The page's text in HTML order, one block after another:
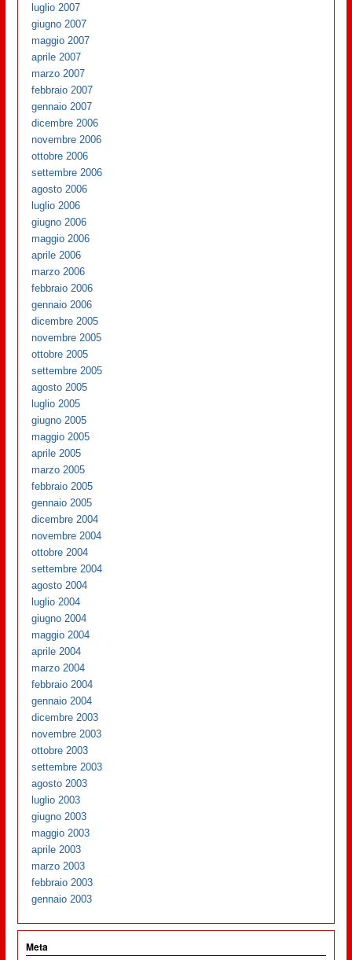
luglio 2007
giugno 2007
maggio 2007
aprile 2007
marzo 2007
febbraio 2007
gennaio 2007
dicembre 2006
novembre 2006
ottobre 2006
settembre 2006
agosto 2006
luglio 2006
giugno 2006
maggio 2006
aprile 2006
marzo 2006
febbraio 2006
gennaio 2006
dicembre 2005
novembre 2005
ottobre 2005
settembre 2005
agosto 2005
luglio 2005
giugno 2005
maggio 2005
aprile 2005
marzo 2005
febbraio 2005
gennaio 2005
dicembre 2004
novembre 2004
ottobre 2004
settembre 2004
agosto 2004
luglio 2004
giugno 2004
maggio 2004
aprile 2004
marzo 2004
febbraio 2004
gennaio 2004
dicembre 2003
novembre 2003
ottobre 2003
settembre 2003
agosto 2003
luglio 2003
giugno 2003
maggio 2003
aprile 2003
marzo 2003
febbraio 2003
gennaio 2003
Meta